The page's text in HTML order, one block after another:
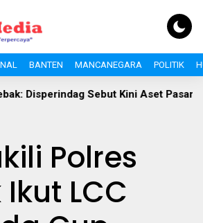
BANTEN MANCANEGARA POLITIK
Sebut Kini Aset Pasar, Keluhan
Polres
LCC